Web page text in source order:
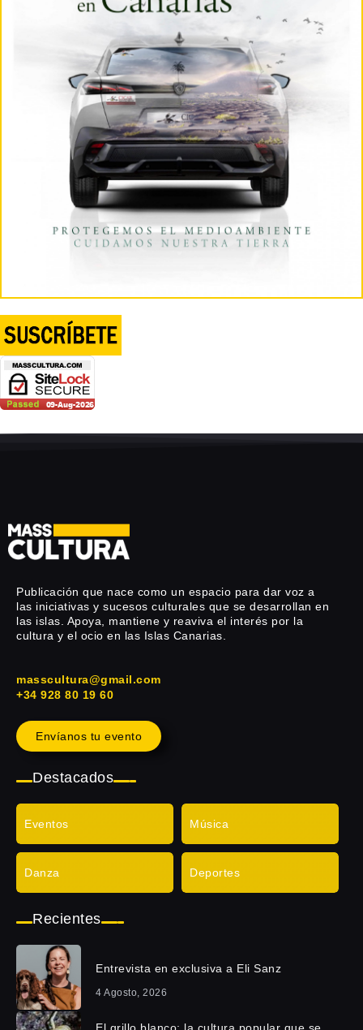
Publicación que nace como un espacio para dar voz a
las iniciativas y sucesos culturales que se desarrollan en
las islas. Apoya, mantiene y reaviva el interés por la
cultura y el ocio en las Islas Canarias.
masscultura@gmail.com
+34 928 80 19 60
Envíanos tu evento
Destacados
Eventos Música
Danza Deportes
Recientes
Entrevista en exclusiva a Eli Sanz
4 Agosto, 2026
El grillo blanco: la cultura popular que se